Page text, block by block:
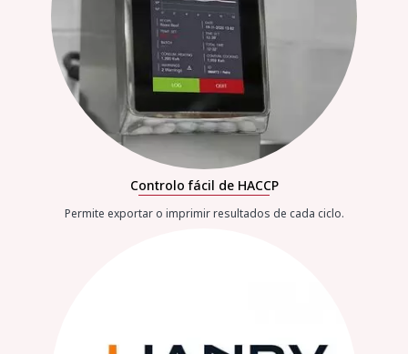
Controlo fácil de HACCP
Permite exportar o imprimir resultados de cada ciclo.